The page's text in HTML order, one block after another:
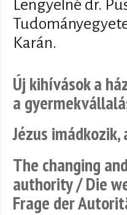
Lengyelné dr.
Karán.
Új kihívások a
a
Jézus
The changing
authority / Die
Frage der